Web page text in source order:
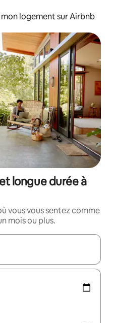
logement sur Airbnb
longue durée à
vous vous sentez comme
mois ou plus.
utilisez les flèches vers le